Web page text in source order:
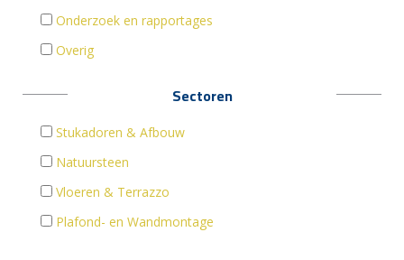
Onderzoek en rapportages
Overig
Sectoren
Stukadoren & Afbouw
Natuursteen
Vloeren & Terrazzo
Plafond- en Wandmontage